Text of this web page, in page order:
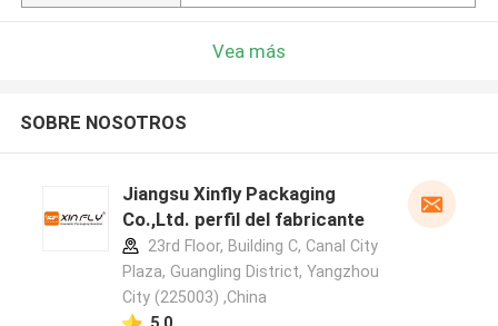
Vea más
SOBRE NOSOTROS
Jiangsu Xinfly Packaging
Co.,Ltd. perfil del fabricante
23rd Floor, Building C, Canal City
Plaza, Guangling District, Yangzhou
City (225003) ,China